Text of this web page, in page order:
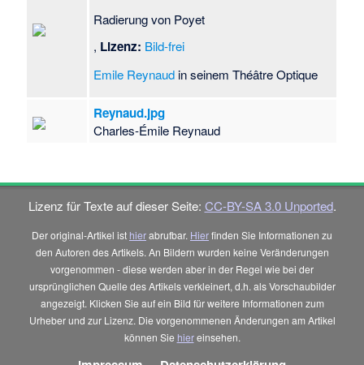
Radierung von Poyet
, Lizenz: Bild-frei
Emile Reynaud in seinem Théâtre Optique
Reynaud.jpg
Charles-Émile Reynaud
Lizenz für Texte auf dieser Seite: CC-BY-SA 3.0 Unported.
Der original-Artikel ist hierabrufbar. Hierfinden Sie Informationen zu
den Autoren des Artikels. An Bildern wurden keine Veränderungen
vorgenommen - diese werden aber in der Regel wie bei der
ursprünglichen Quelle des Artikels verkleinert, d.h. als Vorschaubilder
angezeigt. Klicken Sie auf ein Bild für weitere Informationen zum
Urheber und zur Lizenz. Die vorgenommenen Änderungen am Artikel
können Sie hiereinsehen.